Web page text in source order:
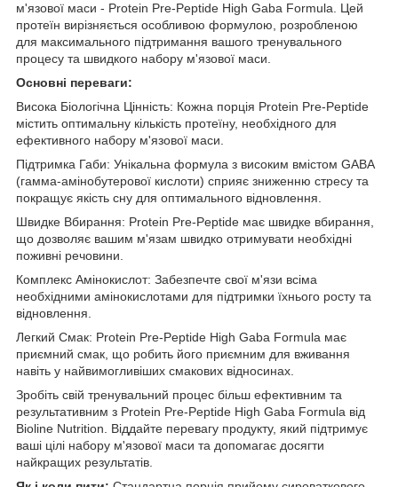
м'язової маси - Protein Pre-Peptide High Gaba Formula. Цей
протеїн вирізняється особливою формулою, розробленою
для максимального підтримання вашого тренувального
процесу та швидкого набору м'язової маси.
Основні переваги:
Висока Біологічна Цінність: Кожна порція Protein Pre-Peptide
містить оптимальну кількість протеїну, необхідного для
ефективного набору м'язової маси.
Підтримка Габи: Унікальна формула з високим вмістом GABA
(гамма-амінобутерової кислоти) сприяє зниженню стресу та
покращує якість сну для оптимального відновлення.
Швидке Вбирання: Protein Pre-Peptide має швидке вбирання,
що дозволяє вашим м'язам швидко отримувати необхідні
поживні речовини.
Комплекс Амінокислот: Забезпечте свої м'язи всіма
необхідними амінокислотами для підтримки їхнього росту та
відновлення.
Легкий Смак: Protein Pre-Peptide High Gaba Formula має
приємний смак, що робить його приємним для вживання
навіть у найвимогливіших смакових відносинах.
Зробіть свій тренувальний процес більш ефективним та
результативним з Protein Pre-Peptide High Gaba Formula від
Bioline Nutrition. Віддайте перевагу продукту, який підтримує
ваші цілі набору м'язової маси та допомагає досягти
найкращих результатів.